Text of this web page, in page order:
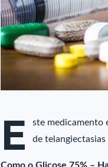
E
ste medicamento
de